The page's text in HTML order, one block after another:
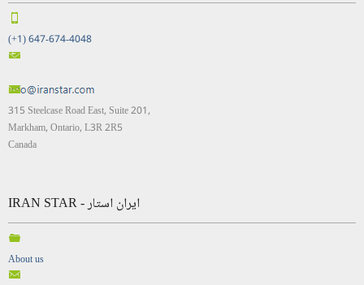
(+1) 647-674-4048
315 Steelcase Road East, Suite 201,
Markham, Ontario, L3R 2R5
Canada
IRAN STAR - ایران استار
About us